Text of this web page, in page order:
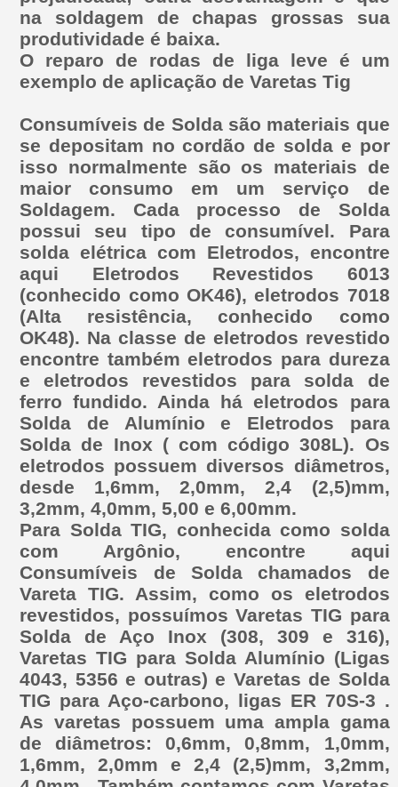
na soldagem de chapas grossas sua
produtividade é baixa.
O reparo de rodas de liga leve é um
exemplo de aplicação de Varetas Tig
Consumíveis de Solda são materiais que
se depositam no cordão de solda e por
isso normalmente são os materiais de
maior consumo em um serviço de
Soldagem. Cada processo de Solda
possui seu tipo de consumível. Para
solda elétrica com Eletrodos, encontre
aqui Eletrodos Revestidos 6013
(conhecido como OK46), eletrodos 7018
(Alta resistência, conhecido como
OK48). Na classe de eletrodos revestido
encontre também eletrodos para dureza
e eletrodos revestidos para solda de
ferro fundido. Ainda há eletrodos para
Solda de Alumínio e Eletrodos para
Solda de Inox ( com código 308L). Os
eletrodos possuem diversos diâmetros,
desde 1,6mm, 2,0mm, 2,4 (2,5)mm,
3,2mm, 4,0mm, 5,00 e 6,00mm.
Para Solda TIG, conhecida como solda
com Argônio, encontre aqui
Consumíveis de Solda chamados de
Vareta TIG. Assim, como os eletrodos
revestidos, possuímos Varetas TIG para
Solda de Aço Inox (308, 309 e 316),
Varetas TIG para Solda Alumínio (Ligas
4043, 5356 e outras) e Varetas de Solda
TIG para Aço-carbono, ligas ER 70S-3 .
As varetas possuem uma ampla gama
de diâmetros: 0,6mm, 0,8mm, 1,0mm,
1,6mm, 2,0mm e 2,4 (2,5)mm, 3,2mm,